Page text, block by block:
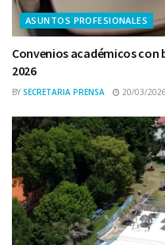
ASUNTOS PROFESIONALES
Convenios académicos
2026
BY SECRETARIA PRENSA 20/03/2026